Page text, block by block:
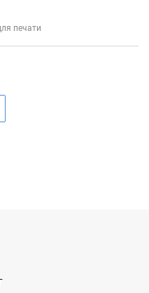
печати